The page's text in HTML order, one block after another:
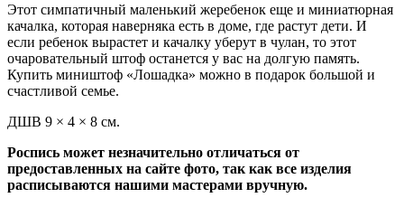
Этот симпатичный маленький жеребенок еще и миниатюрная
качалка, которая наверняка есть в доме, где растут дети. И
если ребенок вырастет и качалку уберут в чулан, то этот
очаровательный штоф останется у вас на долгую память.
Купить миништоф «Лошадка» можно в подарок большой и
счастливой семье.
ДШВ 9 × 4 × 8 см.
Роспись может незначительно отличаться от
предоставленных на сайте фото, так как все изделия
расписываются нашими мастерами вручную.